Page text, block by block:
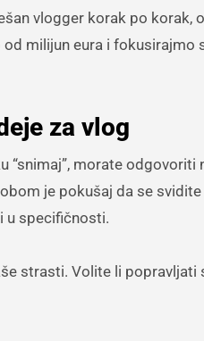
vlogger korak po korak,
milijun eura i fokusirajmo
za vlog
morate odgovoriti
je pokušaj da se svidite
u specifičnosti.
strasti. Volite li